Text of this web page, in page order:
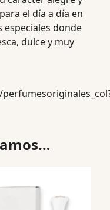
el día a día en
donde
dulce y muy